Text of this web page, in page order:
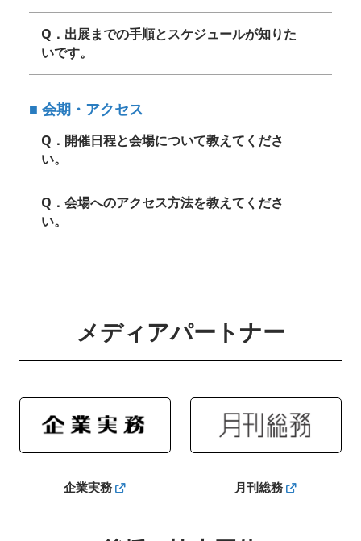
Q．出展までの手順とスケジュールが知りた
いです。
■ 会期・アクセス
Q．開催日程と会場について教えてくださ
い。
Q．会場へのアクセス方法を教えてくださ
い。
メディアパートナー
企業実務 月刊総務